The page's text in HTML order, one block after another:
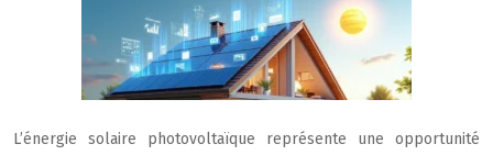
L’énergie solaire photovoltaïque représente une opportunité